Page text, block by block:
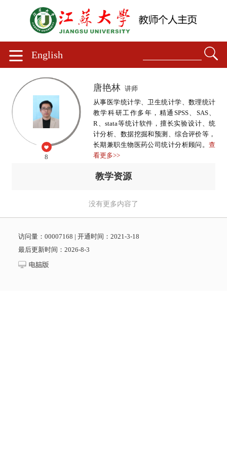
English
8
唐艳林
讲师
从事医学统计学、卫生统计学、数理统计
教学科研工作多年，精通SPSS、SAS、
R、stata等统计软件，擅长实验设计、统
计分析、数据挖掘和预测、综合评价等，
长期兼职生物医药公司统计分析顾问。查
看更多>>
教学资源
没有更多内容了
访问量： 00007168 | 开通时间： 2021 -3-18
最后更新时间： 2026-8-3